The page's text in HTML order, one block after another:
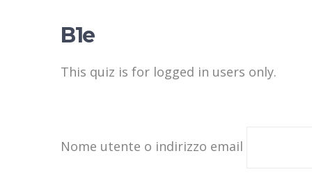
B1e
This quiz is for logged in users only.
Nome utente o indirizzo email